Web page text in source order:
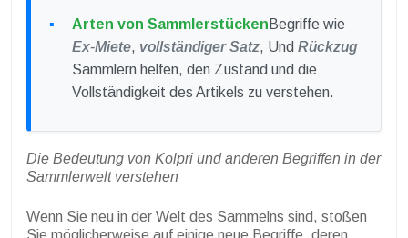
Arten von Sammlerstücken Begriffe wie
Ex-Miete, vollständiger Satz, Und Rückzug
Sammlern helfen, den Zustand und die
Vollständigkeit des Artikels zu verstehen.
Die Bedeutung von Kolpri und anderen Begriffen in der
Sammlerwelt verstehen
Wenn Sie neu in der Welt des Sammelns sind, stoßen